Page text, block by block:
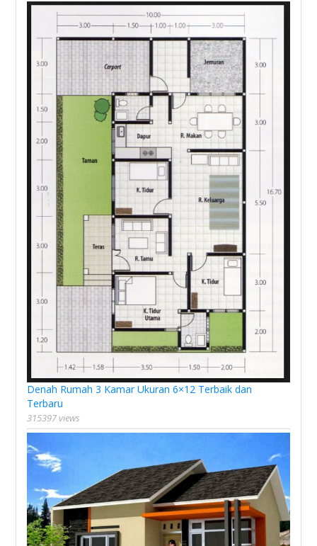
Denah Rumah 3 Kamar Ukuran 6×12 Terbaik dan
Terbaru
315397 views